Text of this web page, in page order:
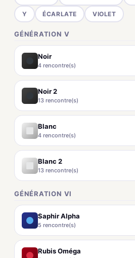
Y ÉCARLATE VIOLET
GÉNÉRATION V
Noir
4 rencontre(s)
Noir 2
13 rencontre(s)
Blanc
4 rencontre(s)
Blanc 2
13 rencontre(s)
GÉNÉRATION VI
Saphir Alpha
5 rencontre(s)
Rubis Oméga